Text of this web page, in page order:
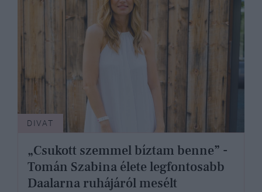
DIVAT
„Csukott szemmel bíztam benne” -
Tomán Szabina élete legfontosabb
Daalarna ruhájáról mesélt